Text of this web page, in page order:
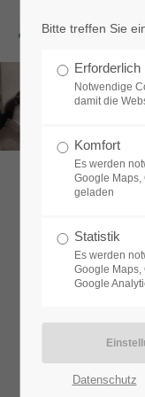
Benutzername
Passwort
Anmelden
Register|Lost your
Support
Die Entwicklung
die Aktivitäten der
Ruinengelände des
1948 zur
Schwierigkeiten
Bitte treffen Sie
Erforderlich
Notwendige
damit die
Komfort
Es werden
Google Maps,
geladen
Statistik
Es werden
Google Maps,
Google
Datenschutz